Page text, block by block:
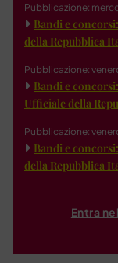
Pubblicazione:
Bandi e
della Repubblica
Pubblicazione:
Bandi e
Ufficiale della
Pubblicazione:
Bandi e
della Repubblica
Entra